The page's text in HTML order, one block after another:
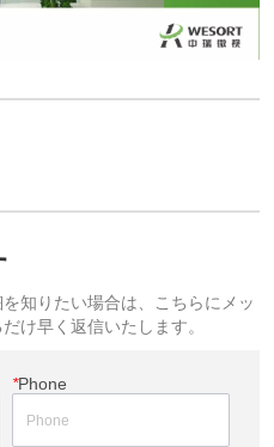
知りたい場合は、こちらにメッ
け早く返信いたします。
*Phone